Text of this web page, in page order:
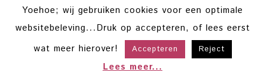
VOLG OP INSTAGRAM
COPYRIGHT © 2026 · POWERVROUWEN ·
HELLO YOU DESIGNS
HELLO TRENDINGONGENESIS FRAMEWORK
WORDPRESS·LOG IN
Yoehoe; wij gebruiken cookies voor een optimale
websitebeleving...Druk op accepteren, of lees eerst
wat meer hierover!
Accepteren Reject
Lees meer...